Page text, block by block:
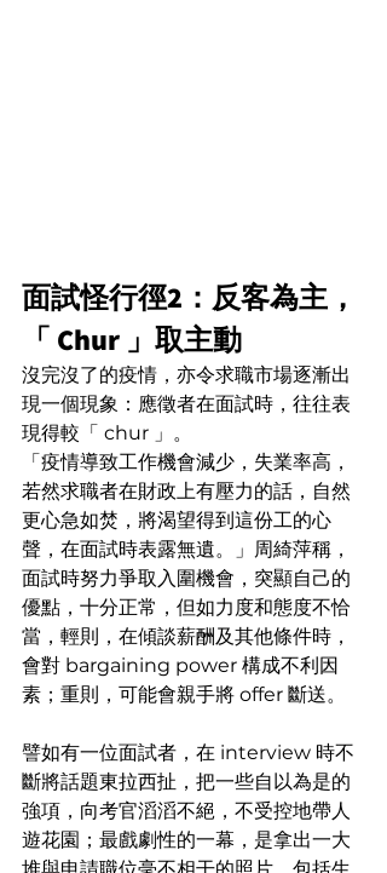
面試怪行徑2：反客為主，
「 Chur 」取主動
沒完沒了的疫情，亦令求職市場逐漸出
現一個現象：應徵者在面試時，往往表
現得較「 chur 」。
「疫情導致工作機會減少，失業率高，
若然求職者在財政上有壓力的話，自然
更心急如焚，將渴望得到這份工的心
聲，在面試時表露無遺。」周綺萍稱，
面試時努力爭取入圍機會，突顯自己的
優點，十分正常，但如力度和態度不恰
當，輕則，在傾談薪酬及其他條件時，
會對 bargaining power 構成不利因
素；重則，可能會親手將 offer 斷送。
譬如有一位面試者，在 interview 時不
斷將話題東拉西扯，把一些自以為是的
強項，向考官滔滔不絕，不受控地帶人
遊花園；最戲劇性的一幕，是拿出一大
堆與申請職位毫不相干的照片，包括生